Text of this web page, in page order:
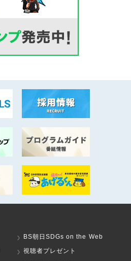
BS朝日SDGs on the Web
視聴者プレゼント